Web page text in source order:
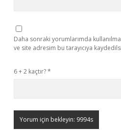
Daha sonraki yorumlarımda
ve site adresim bu tarayıcıya
6 + 2 kaçtır?*